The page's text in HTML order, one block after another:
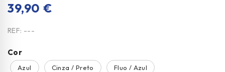
39,90 €
REF: ---
Cor
Azul Cinza / Preto
Fluo / Azul